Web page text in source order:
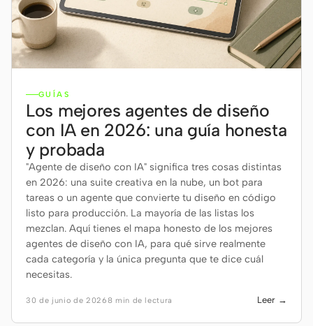
GUÍAS
Los mejores agentes de diseño
con IA en 2026: una guía honesta
y probada
"Agente de diseño con IA" significa tres cosas distintas
en 2026: una suite creativa en la nube, un bot para
tareas o un agente que convierte tu diseño en código
listo para producción. La mayoría de las listas los
mezclan. Aquí tienes el mapa honesto de los mejores
agentes de diseño con IA, para qué sirve realmente
cada categoría y la única pregunta que te dice cuál
necesitas.
30 de junio de 20268 min de lectura Leer →